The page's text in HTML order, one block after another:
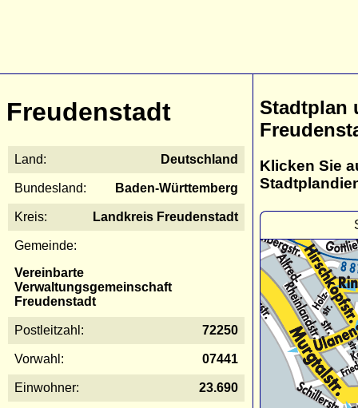
Freudenstadt
Land: Deutschland
Bundesland: Baden-Württemberg
Kreis: Landkreis Freudenstadt
Gemeinde:
Vereinbarte
Verwaltungsgemeinschaft
Freudenstadt
Postleitzahl: 72250
Vorwahl: 07441
Einwohner: 23.690
Stadtplan
Klicken Sie